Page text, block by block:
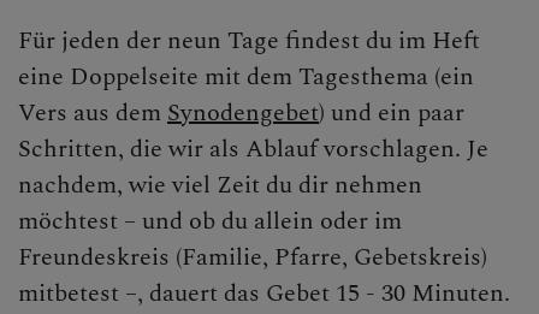
Für jeden der neun Tage findest du im Heft
eine Doppelseite mit dem Tagesthema (ein
Vers aus dem Synodengebet) und ein paar
Schritten, die wir als Ablauf vorschlagen. Je
nachdem, wie viel Zeit du dir nehmen
möchtest – und ob du allein oder im
Freundeskreis (Familie, Pfarre, Gebetskreis)
mitbetest –, dauert das Gebet 15 - 30 Minuten.